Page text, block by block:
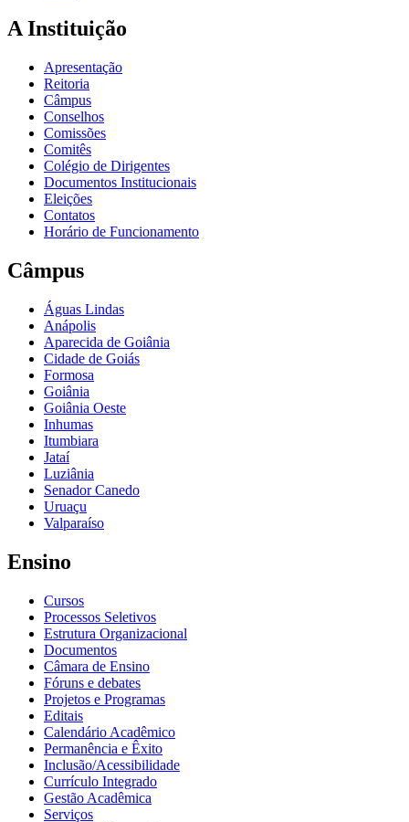
A Instituição
Apresentação
Reitoria
Câmpus
Conselhos
Comissões
Comitês
Colégio de Dirigentes
Documentos Institucionais
Eleições
Contatos
Horário de Funcionamento
Câmpus
Águas Lindas
Anápolis
Aparecida de Goiânia
Cidade de Goiás
Formosa
Goiânia
Goiânia Oeste
Inhumas
Itumbiara
Jataí
Luziânia
Senador Canedo
Uruaçu
Valparaíso
Ensino
Cursos
Processos Seletivos
Estrutura Organizacional
Documentos
Câmara de Ensino
Fóruns e debates
Projetos e Programas
Editais
Calendário Acadêmico
Permanência e Êxito
Inclusão/Acessibilidade
Currículo Integrado
Gestão Acadêmica
Serviços